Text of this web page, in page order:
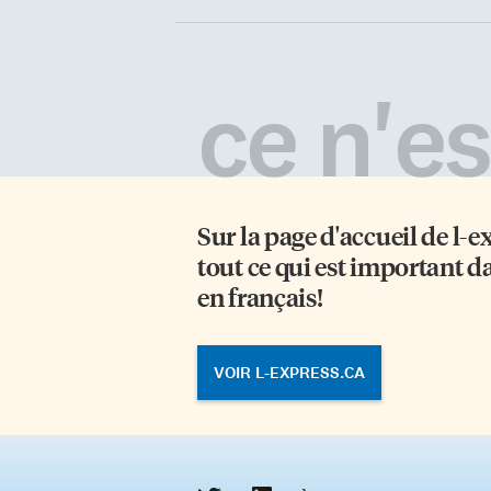
ce
Sur la page d'accueil del-
tout ce qui est important
en français!
VOIR L-EXPRESS.CA